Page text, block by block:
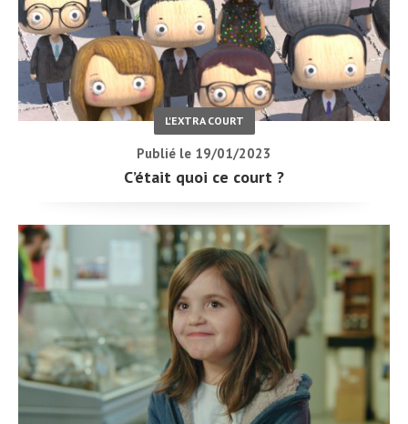
L'EXTRA COURT
Publié le 19/01/2023
C’était quoi ce court ?